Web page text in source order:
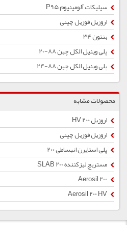
سیلیکات آلومینیوم P95
اروزیل فوزیل چینی
بنتون 34
پلی وینیل الکل چین 88-20
پلی وینیل الکل چین 88-24
محصولات مشابه
اروزیل 200 HV
اروزیل فوزیل چینی
پلی استایرن انبساطی 200
مستربچ لیزکننده SLAB 200